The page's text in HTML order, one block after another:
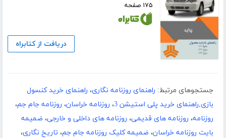
۱۷۵ صفحه
دریافت از کتابراه
جستجوهای مرتبط: راهنمای روزنامه نگاری، راهنمای خرید کنسول
بازی,راهنمای خرید پلی استیشن 3 ، روزنامه خراسان، روزنامه جام جم،
روزنامه، روزنامه های قدیمی، روزنامه های داخلی و خارجی، ضمیمه
بایت روزنامه خراسان، ضمیمه کلیک روزنامه جام جم، تاریخ نگاری،